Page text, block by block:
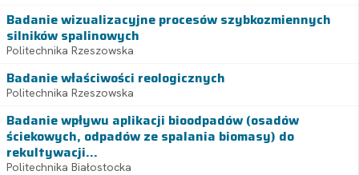
Badanie wizualizacyjne procesów szybkozmiennych
silników spalinowych
Politechnika Rzeszowska
Badanie właściwości reologicznych
Politechnika Rzeszowska
Badanie wpływu aplikacji bioodpadów (osadów
ściekowych, odpadów ze spalania biomasy) do
rekultywacji...
Politechnika Białostocka